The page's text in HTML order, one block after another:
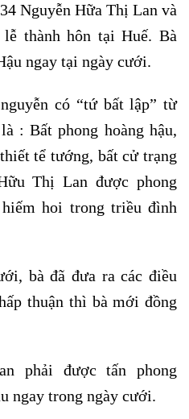
Nguyễn Hữa Thị Lan và
thành hôn tại Huế. Bà
ngay tại ngày cưới.
có “tứ bất lập” từ
: Bất phong hoàng hậu,
tể tướng, bất cử trạng
Thị Lan được phong
hoi trong triều đình
bà đã đưa ra các điều
thuận thì bà mới đồng
phải được tấn phong
ngay trong ngày cưới.